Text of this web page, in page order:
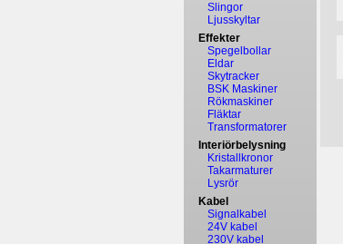
Slingor
Ljusskyltar
Effekter
Spegelbollar
Eldar
Skytracker
BSK Maskiner
Rökmaskiner
Fläktar
Transformatorer
Interiörbelysning
Kristallkronor
Takarmaturer
Lysrör
Kabel
Signalkabel
24V kabel
230V kabel